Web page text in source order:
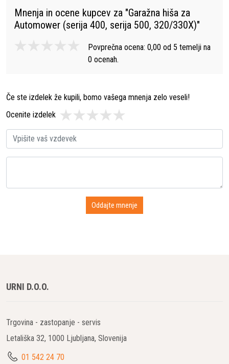
Mnenja in ocene kupcev za "Garažna hiša za
Automower (serija 400, serija 500, 320/330X)"
Povprečna ocena: 0,00 od 5 temelji na
0 ocenah.
Če ste izdelek že kupili, bomo vašega mnenja zelo veseli!
Ocenite izdelek
URNI D.O.O.
Trgovina - zastopanje - servis
Letališka 32, 1000 Ljubljana, Slovenija
01 542 24 70